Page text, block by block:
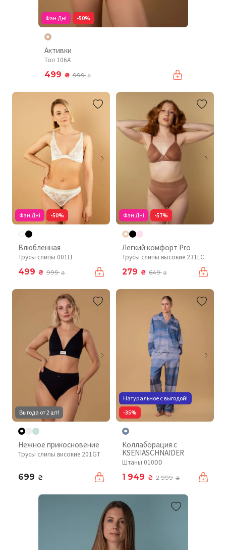
Фан Дні -50%
Активки
Топ 106A
499 ₴ 999₴
Фан Дні -50%
Влюбленная
Трусы слипы 001LT
499 ₴ 999₴
Фан Дні -57%
Легкий комфорт Pro
Трусы слипы высокие 231LC
279 ₴ 649₴
Выгода от 2 шт!
Нежное прикосновение
Трусы слипы високие 201GT
699 ₴
Натуральное с выгодой!
-35%
Коллаборация с
KSENIASCHNAIDER
Штаны 010DD
1 949 ₴ 2 999₴